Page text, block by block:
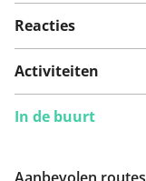
Reacties
Activiteiten
In de buurt